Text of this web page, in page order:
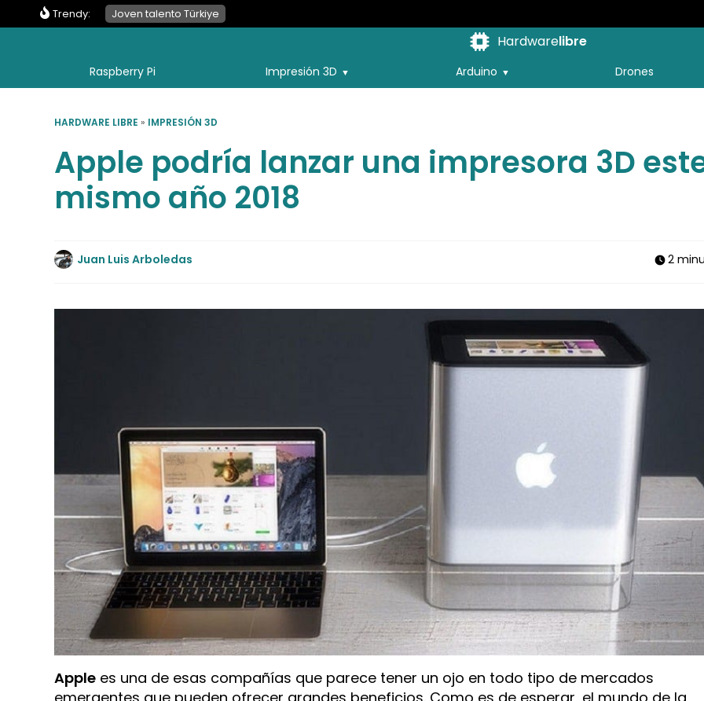
Hardwarelibre
Raspberry Pi Impresión 3D Arduino Drones
Trendy: Joven talento Türkiye
HARDWARE LIBRE » IMPRESIÓN 3D
Apple podría lanzar una impresora 3D
mismo año 2018
Juan Luis Arboledas 2
Apple es una de esas compañías que parece tener un ojo en todo tipo de mercados